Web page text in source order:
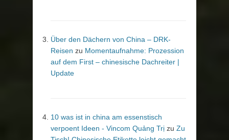
Über den Dächern von China – DRK-
Reisen zu Momentaufnahme: Prozession
auf dem First – chinesische Dachreiter |
Update
10 was ist in china am essenstisch
verpoent Ideen - Vincom Quảng Trị zu Zu